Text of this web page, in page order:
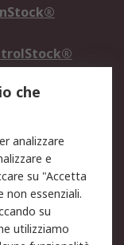
Privacy -
d'uso
generali di
che
analizzare
e
su "Accetta
essenziali.
su
utilizziamo